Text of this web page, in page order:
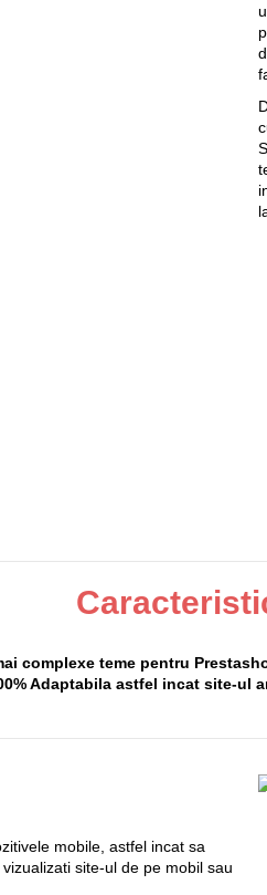
complexe teme pentru
Adaptabila astfel incat site-ul
mobile, astfel incat sa
site-ul de pe mobil sau